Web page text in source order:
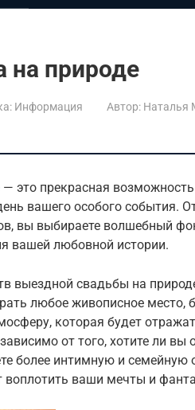
на природе
Информация Автор: Наталья
— это прекрасная
вашего особого события.
вы выбираете волшебный
вашей любовной истории.
выездной свадьбы на
любое живописное место,
которая будет
от того, хотите ли вы
более интимную и семейную
воплотить ваши мечты и